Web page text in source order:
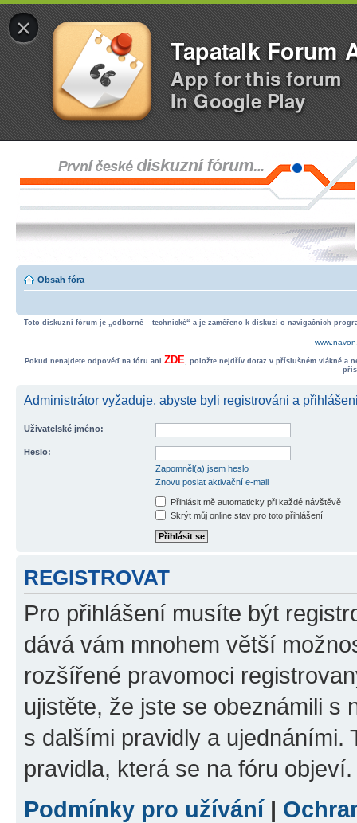
×
Tapatalk Forum
App for this forum
In Google Play
Obsah fóra
Toto diskuzní fórum je „odborně – technické“ a je zaměřeno k diskuzi o navigačních
Pokud nenajdete odpověď na fóru ani ZDE, položte nejdřív dotaz v příslušném vlákně a
Administrátor vyžaduje, abyste byli registrováni a
Uživatelské jméno:
Heslo:
Zapomněl(a) jsem heslo
Znovu poslat aktivační e-mail
Přihlásit mě automaticky při každé návštěvě
Skrýt můj online stav pro toto přihlášení
REGISTROVAT
Pro přihlášení musíte být
dává vám mnohem větší
rozšířené pravomoci
ujistěte, že jste se obeznámili s
s dalšími pravidly a ujednáními.
pravidla, která se na fóru objeví.
Podmínky pro užívání|